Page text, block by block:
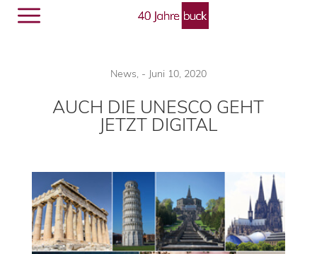
News, - Juni 10, 2020
AUCH DIE UNESCO GEHT
JETZT DIGITAL